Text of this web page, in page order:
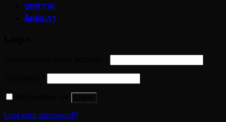
บทความ
ติดต่อเรา
Lost your password?